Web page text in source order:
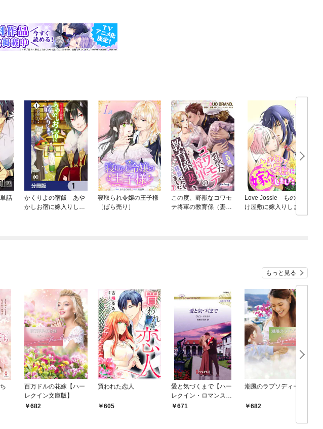
話
かくりよの宿飯 あや
かしお宿に嫁入りしま
寝取られ令嬢の王子様
［ばら売り］
この度、野獣なコワモ
テ将軍の教育係（妻）
Love Jossie ものの
け屋敷に嫁入りしまし
もっと見る
百万ドルの花嫁【ハー
レクイン文庫版】
682
買われた恋人
605
愛と気づくまで【ハー
レクイン・ロマンス
版】
671
潮風のラプソディー
682